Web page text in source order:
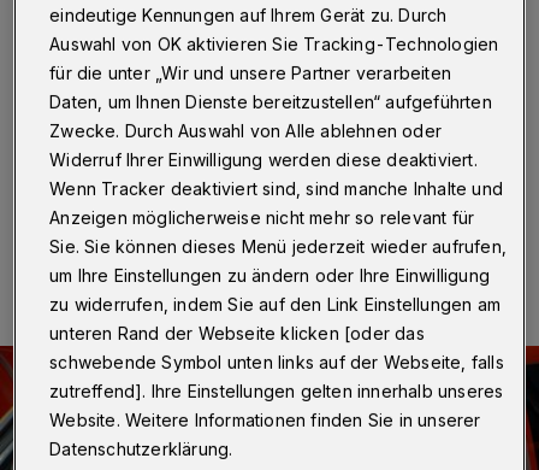
Wuppertal·Ein Unfall, bei dem eine 53-jährige Frau
schwer verletzt wurde, ereignete sich am Mittwoch (18.
Juli 2018) gegen 13.10 Uhr auf der Jesinghauser
Straße.
18.07.2018 , 17:37 Uhr Eine Minute Lesezeit
eindeutige Kennungen auf Ihrem Gerät zu. Durch
Auswahl von OK aktivieren Sie Tracking-Technologien
für die unter „Wir und unsere Partner verarbeiten
Daten, um Ihnen Dienste bereitzustellen“ aufgeführten
Zwecke. Durch Auswahl von Alle ablehnen oder
Widerruf Ihrer Einwilligung werden diese deaktiviert.
Wenn Tracker deaktiviert sind, sind manche Inhalte und
Anzeigen möglicherweise nicht mehr so relevant für
Sie. Sie können dieses Menü jederzeit wieder aufrufen,
um Ihre Einstellungen zu ändern oder Ihre Einwilligung
zu widerrufen, indem Sie auf den Link Einstellungen am
unteren Rand der Webseite klicken [oder das
schwebende Symbol unten links auf der Webseite, falls
zutreffend]. Ihre Einstellungen gelten innerhalb unseres
Website. Weitere Informationen finden Sie in unserer
Datenschutzerklärung.